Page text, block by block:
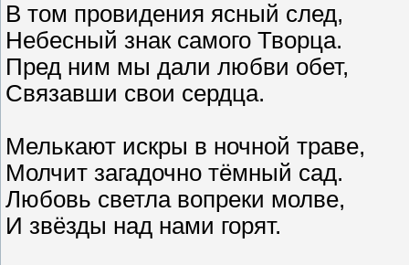
В том провидения ясный след,
Небесный знак самого Творца.
Пред ним мы дали любви обет,
Связавши свои сердца.
Мелькают искры в ночной траве,
Молчит загадочно тёмный сад.
Любовь светла вопреки молве,
И звёзды над нами горят.